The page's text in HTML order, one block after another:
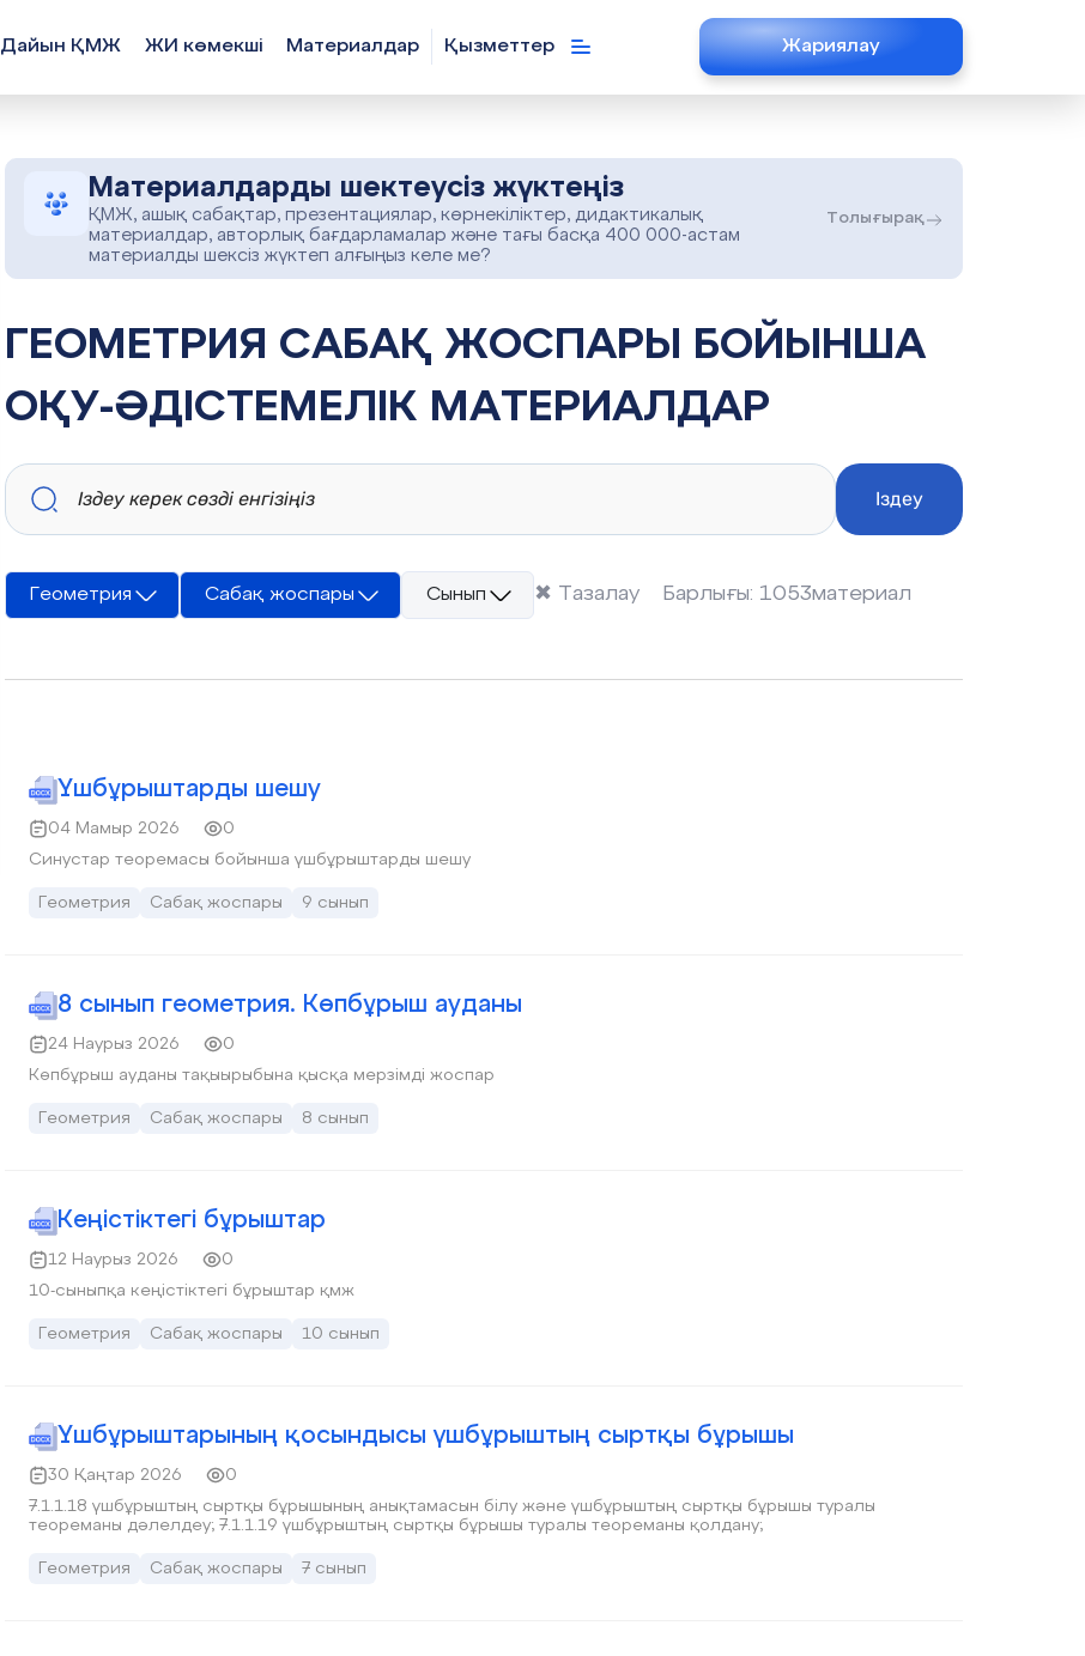
Дайын ҚМЖ ЖИ көмекші Материалдар Қызметтер Жариялау
Материалдарды шектеусіз жүктеңіз
ҚМЖ, ашық сабақтар, презентациялар, көрнекіліктер, дидактикалық
материалдар, авторлық бағдарламалар және тағы басқа 400 000-астам
материалды шексіз жүктеп алғыңыз келе ме?
Толығырақ
ГЕОМЕТРИЯ САБАҚ ЖОСПАРЫ БОЙЫНША
ОҚУ-ӘДІСТЕМЕЛІК МАТЕРИАЛДАР
Іздеу
Геометрия Сабақ жоспары Сынып ✖ Тазалау Барлығы: 1053материал
Үшбұрыштарды шешу
04 Мамыр 2026
0
Синустар теоремасы бойынша үшбұрыштарды шешу
Геометрия Сабақ жоспары 9 сынып
8 сынып геометрия. Көпбұрыш ауданы
24 Наурыз 2026
0
Көпбұрыш ауданы тақыырыбына қысқа мерзімді жоспар
Геометрия Сабақ жоспары 8 сынып
Кеңістіктегі бұрыштар
12 Наурыз 2026
0
10-сыныпқа кеңістіктегі бұрыштар қмж
Геометрия Сабақ жоспары 10 сынып
Үшбұрыштарының қосындысы үшбұрыштың сыртқы бұрышы
30 Қаңтар 2026
0
7.1.1.18 үшбұрыштың сыртқы бұрышының анықтамасын білу және үшбұрыштың сыртқы бұрышы туралы
теореманы дәлелдеу; 7.1.1.19 үшбұрыштың сыртқы бұрышы туралы теореманы қолдану;
Геометрия Сабақ жоспары 7 сынып